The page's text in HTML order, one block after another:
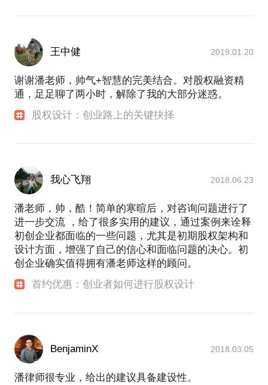
王中健 2019.01.20
谢谢潘老师，帅气+智慧的完美结合。对股权融资精
通，足足聊了两小时，解除了我的大部分迷惑。
股权设计：创业路上的关键抉择
我心飞翔 2018.06.23
潘老师，帅，酷！简单的寒暄后，对咨询问题进行了
进一步交流 ，给了很多实用的建议，通过案例来诠释
初创企业都面临的一些问题，尤其是初期股权架构和
设计方面，增强了自己的信心和面临问题的决心。初
创企业确实值得拥有潘老师这样的顾问。
首约优惠：创业者如何进行股权设计
BenjaminX 2018.03.05
潘律师很专业，给出的建议具备建设性。